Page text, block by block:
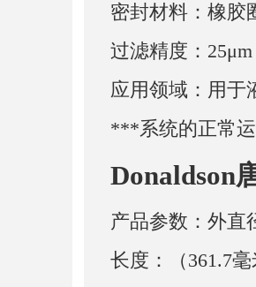
密封材料：橡胶
过滤精度：25μm
应用领域：用于
***系统的正常
Donaldson
产品参数：外直
长度：（361.7